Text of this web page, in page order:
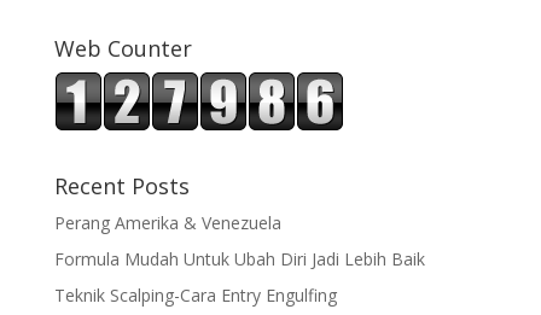
Web Counter
Recent Posts
Perang Amerika & Venezuela
Formula Mudah Untuk Ubah Diri Jadi Lebih Baik
Teknik Scalping-Cara Entry Engulfing